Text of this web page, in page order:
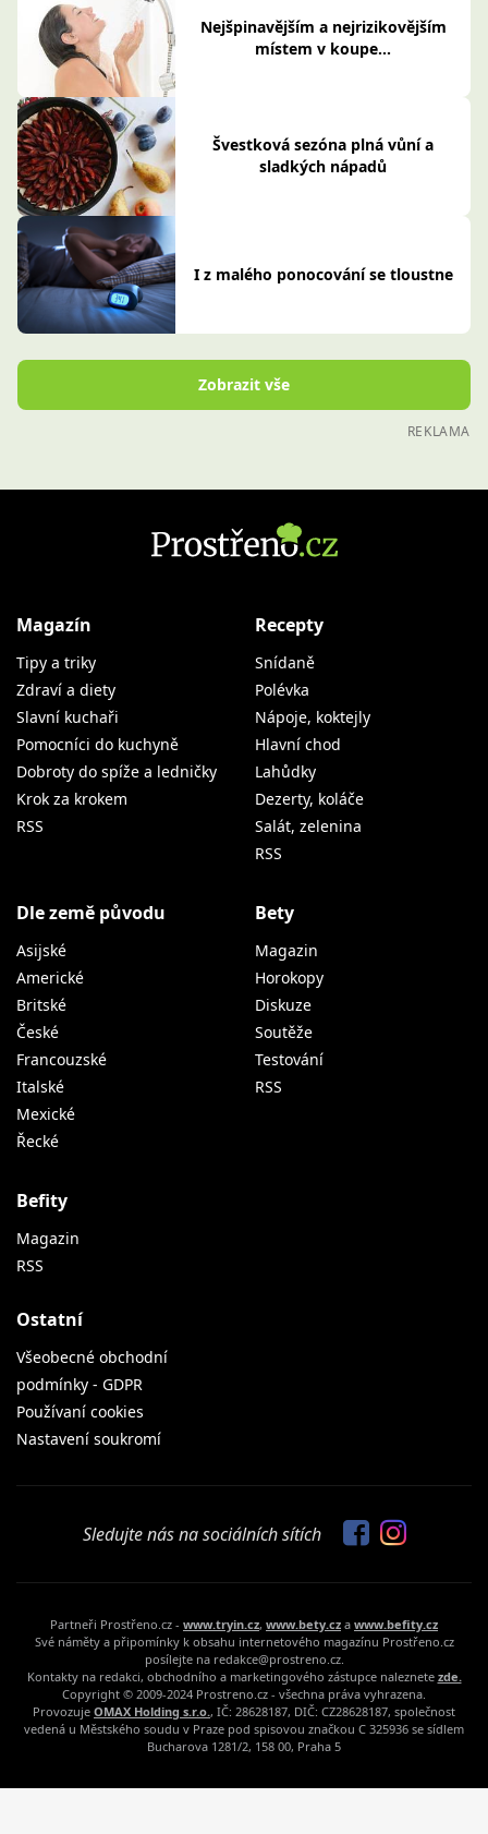
Nejšpinavějším a nejrizikovějším
místem v koupe...
Švestková sezóna plná vůní a
sladkých nápadů
I z malého ponocování se tloustne
Zobrazit vše
REKLAMA
Magazín
Tipy a triky
Zdraví a diety
Slavní kuchaři
Pomocníci do kuchyně
Dobroty do spíže a ledničky
Krok za krokem
RSS
Recepty
Snídaně
Polévka
Nápoje, koktejly
Hlavní chod
Lahůdky
Dezerty, koláče
Salát, zelenina
RSS
Dle země původu
Asijské
Americké
Britské
České
Francouzské
Italské
Mexické
Řecké
Bety
Magazin
Horokopy
Diskuze
Soutěže
Testování
RSS
Befity
Magazin
RSS
Ostatní
Všeobecné obchodní
podmínky - GDPR
Používaní cookies
Nastavení soukromí
Sledujte nás na sociálních sítích
Partneři Prostřeno.cz - www.tryin.cz, www.bety.cz a www.befity.cz
Své náměty a připomínky k obsahu internetového magazínu Prostřeno.cz
posílejte na redakce@prostreno.cz.
Kontakty na redakci, obchodního a marketingového zástupce naleznete zde.
Copyright © 2009-2024 Prostreno.cz - všechna práva vyhrazena.
Provozuje OMAX Holding s.r.o., IČ: 28628187, DIČ: CZ28628187, společnost
vedená u Městského soudu v Praze pod spisovou značkou C 325936 se sídlem
Bucharova 1281/2, 158 00, Praha 5